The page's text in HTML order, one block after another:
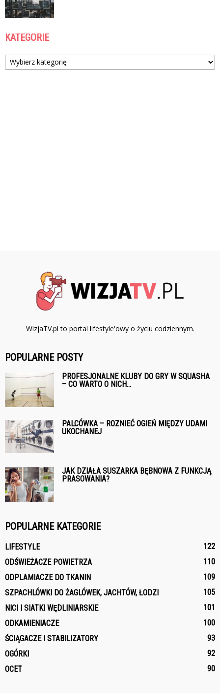
KATEGORIE
Kategorie
WizjaTV.pl to portal lifestyle'owy o życiu codziennym.
POPULARNE POSTY
PROFESJONALNE KLUBY DO GRY W SQUASHA
– CO WARTO O NICH...
PALCÓWKA – ROZNIEĆ OGIEŃ MIĘDZY UDAMI
UKOCHANEJ
JAK DZIAŁA SUSZARKA BĘBNOWA Z FUNKCJĄ
PRASOWANIA?
POPULARNE KATEGORIE
LIFESTYLE
122
ODŚWIEŻACZE POWIETRZA
110
ODPLAMIACZE DO TKANIN
109
SZPACHLÓWKI DO ŻAGLÓWEK, JACHTÓW, ŁODZI
105
NICI I SIATKI WĘDLINIARSKIE
101
ODKAMIENIACZE
100
ŚCIĄGACZE I STABILIZATORY
93
OGÓRKI
92
OCET
90